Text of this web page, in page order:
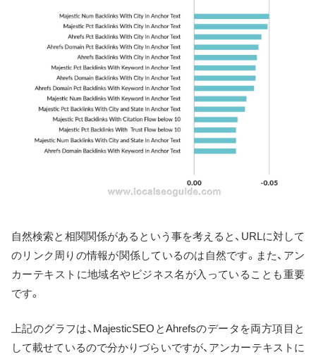
自然検索と相関関係があるという事を考えると、URLに対して
のリンク周りの情報が関係しているのは自然です。また、アン
カーテキストに地域名やビジネス名が入っていることも重要
です。
上記のグラフは、MajesticSEOとAhrefsのデータを両方項目と
して載せているので分かりづらいですが、アンカーテキストに